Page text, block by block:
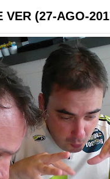
VER (27-AGO-